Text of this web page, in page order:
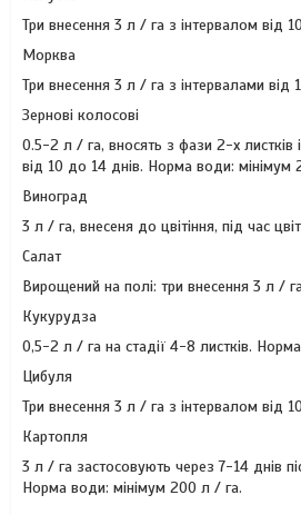
Три внесення 3 л / га з інтервалом від
Морква
Три внесення 3 л / га з інтервалами
Зернові колосові
0.5-2 л / га, вносять з фази 2-х листків
від 10 до 14 днів. Норма води: мінімум
Виноград
3 л / га, внесеня до цвітіння, під час
Салат
Вирощений на полі: три внесення 3 л /
Кукурудза
0,5-2 л / га на стадії 4-8 листків.
Цибуля
Три внесення 3 л / га з інтервалом від
Картопля
3 л / га застосовують через 7-14 днів
Норма води: мінімум 200 л / га.